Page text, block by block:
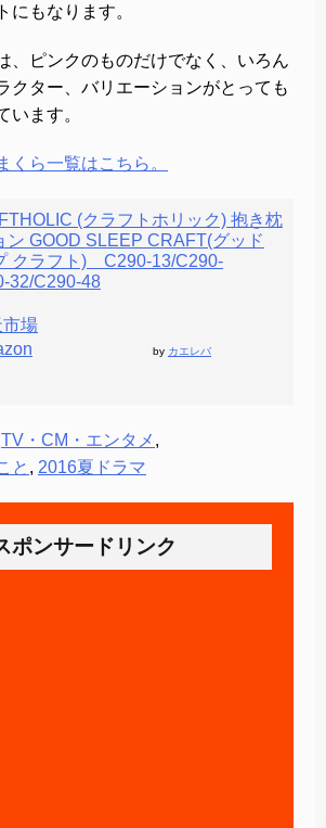
にもなります。
、ピンクのものだけでなく、いろん
クター、バリエーションがとっても
います。
くら一覧はこちら。
(クラフトホリック) 抱き枕
ン GOOD SLEEP CRAFT(グッド
クラフト) C290-13/C290-
32/C290-48
場
by カエレバ
TV・CM・エンタメ ,
と , 2016夏ドラマ
ポンサードリンク